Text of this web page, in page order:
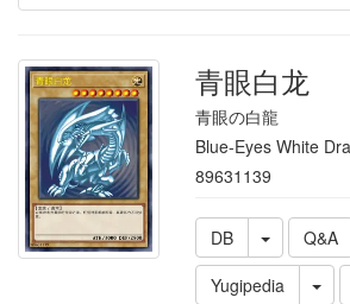
青眼白龙
青眼の白龍
Blue-Eyes White
89631139
DB Q&A
Yugipedia